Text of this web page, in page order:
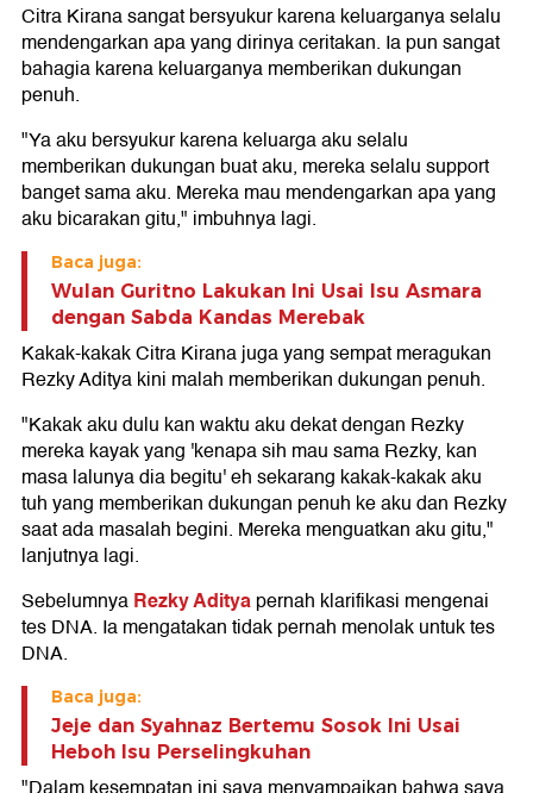
Citra Kirana sangat bersyukur karena keluarganya selalu
mendengarkan apa yang dirinya ceritakan. Ia pun sangat
bahagia karena keluarganya memberikan dukungan
penuh.
"Ya aku bersyukur karena keluarga aku selalu
memberikan dukungan buat aku, mereka selalu support
banget sama aku. Mereka mau mendengarkan apa yang
aku bicarakan gitu," imbuhnya lagi.
Baca juga:
Wulan Guritno Lakukan Ini Usai Isu Asmara
dengan Sabda Kandas Merebak
Kakak-kakak Citra Kirana juga yang sempat meragukan
Rezky Aditya kini malah memberikan dukungan penuh.
"Kakak aku dulu kan waktu aku dekat dengan Rezky
mereka kayak yang 'kenapa sih mau sama Rezky, kan
masa lalunya dia begitu' eh sekarang kakak-kakak aku
tuh yang memberikan dukungan penuh ke aku dan Rezky
saat ada masalah begini. Mereka menguatkan aku gitu,"
lanjutnya lagi.
SebelumnyaRezky Adityapernah klarifikasi mengenai
tes DNA. Ia mengatakan tidak pernah menolak untuk tes
DNA.
Baca juga:
Jeje dan Syahnaz Bertemu Sosok Ini Usai
Heboh Isu Perselingkuhan